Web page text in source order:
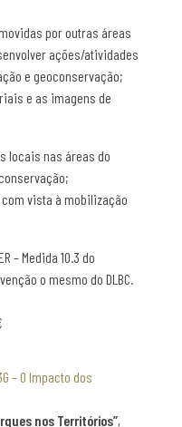
por outras áreas
ações/atividades
e geoconservação;
e as imagens de
locais nas áreas do
vista à mobilização
– Medida 10.3 do
o mesmo do DLBC.
– O Impacto dos
nos Territórios”,